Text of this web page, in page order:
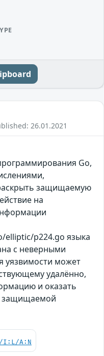
26.01.2021
Go,
защищаемую
на
elliptic/p224.go языка
с неверными
уязвимости может
удалённо,
и оказать
защищаемой
I:L/A:N